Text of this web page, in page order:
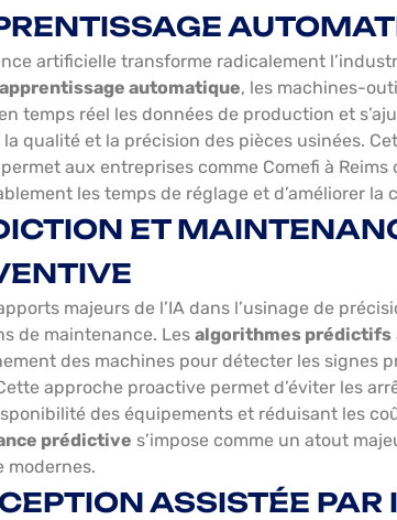
artificielle transforme radicalement
automatique, les machines-
temps réel les données de production et
qualité et la précision des pièces usinées.
aux entreprises comme Comefi à Reims
les temps de réglage et d’améliorer la
ET
majeurs de l’IA dans l’usinage de
de maintenance. Les algorithmes prédictifs
des machines pour détecter les signes
approche proactive permet d’éviter les
des équipements et réduisant les
prédictive s’impose comme un atout
modernes.
ASSISTÉE PAR